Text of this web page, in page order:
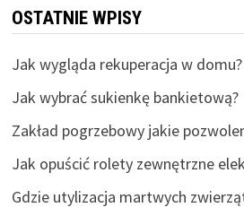
OSTATNIE WPISY
Jak wygląda rekuperacja w domu?
Jak wybrać sukienkę bankietową?
Zakład pogrzebowy jakie
Jak opuścić rolety zewnętrzne
Gdzie utylizacja martwych